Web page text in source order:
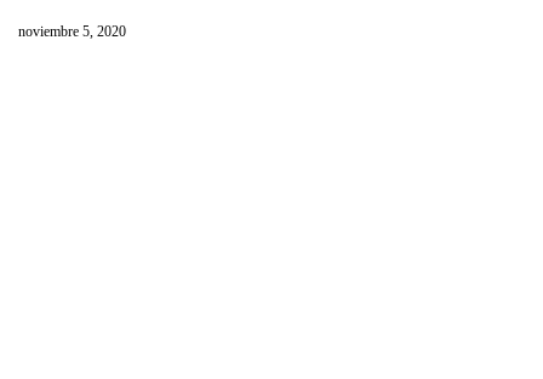
noviembre 5, 2020